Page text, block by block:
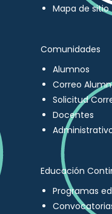
Mapa de sitio
Comunidades
Alumnos
Correo
Solicitud
Docentes
Educación
Programas